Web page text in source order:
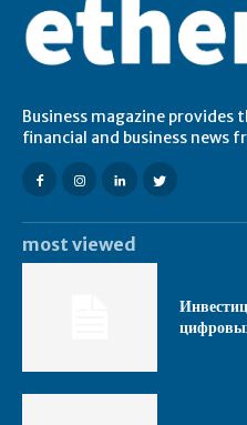
Business magazine
financial and business news
most viewed